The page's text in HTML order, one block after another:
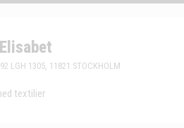
LGH 1305, 11821 STOCKHOLM
textilier